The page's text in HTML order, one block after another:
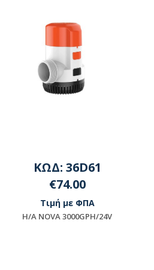
ΚΩΔ: 36D61
€74.00
Τιμή με ΦΠΑ
H/A NOVA 3000GPH/24V